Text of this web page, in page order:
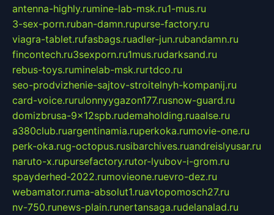
antenna-highly.rumine-lab-msk.ru1-mus.ru
3-sex-porn.ruban-damn.rupurse-factory.ru
viagra-tablet.rufasbags.ruadler-jun.rubandamn.ru
fincontech.ru3sexporn.ru1mus.rudarksand.ru
rebus-toys.ruminelab-msk.rurtdco.ru
seo-prodvizhenie-sajtov-stroitelnyh-kompanij.ru
card-voice.rurulonnyygazon177.rusnow-guard.ru
domizbrusa-9x12spb.rudemaholding.ruaalse.ru
a380club.ruargentinamia.ruperkoka.rumovie-one.ru
perk-oka.rug-octopus.rusibarchives.ruandreislyusar.ru
naruto-x.rupursefactory.rutor-lyubov-i-grom.ru
spayderhed-2022.rumovieone.ruevro-dez.ru
webamator.ruma-absolut1.ruavtopomosch27.ru
nv-750.runews-plain.runertansaga.rudelanalad.ru